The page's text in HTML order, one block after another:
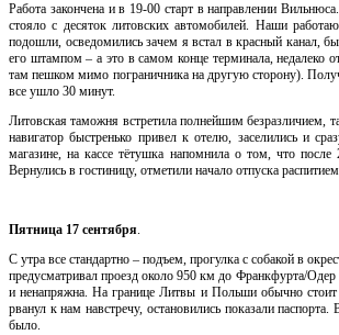
Работа закончена и в 19-00 старт в направлении
стояло с десяток литовских автомобилей. Наши
подошли, осведомились зачем я встал в красный канал,
его штампом – а это в самом конце терминала, недалеко
там пешком мимо пограничника на другую сторону).
все ушло 30 минут.
Литовская таможня встретила полнейшим
навигатор быстренько привел к отелю, заселились и
магазине, на кассе тётушка напомнила о том, что
Вернулись в гостиницу, отметили начало отпуска
Пятница 17 сентября.
С утра все стандартно – подъем, прогулка с собакой в
предусматривал проезд около 950 км до Франкфурта/
и ненапряжна. На границе Литвы и Польши обычно
рванул к нам навстречу, остановились показали
было.